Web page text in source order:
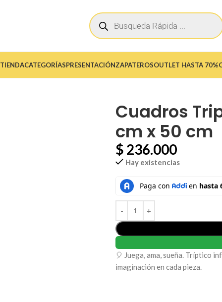
TIENDACATEGORÍASPRESENTACIÓNZAPATEROSOUTLET HASTA
Cuadros
cm x 50 cm
$ 236.000
Hay existencias
🎈 Juega, ama, sueña. Tríptico
imaginación en cada pieza.